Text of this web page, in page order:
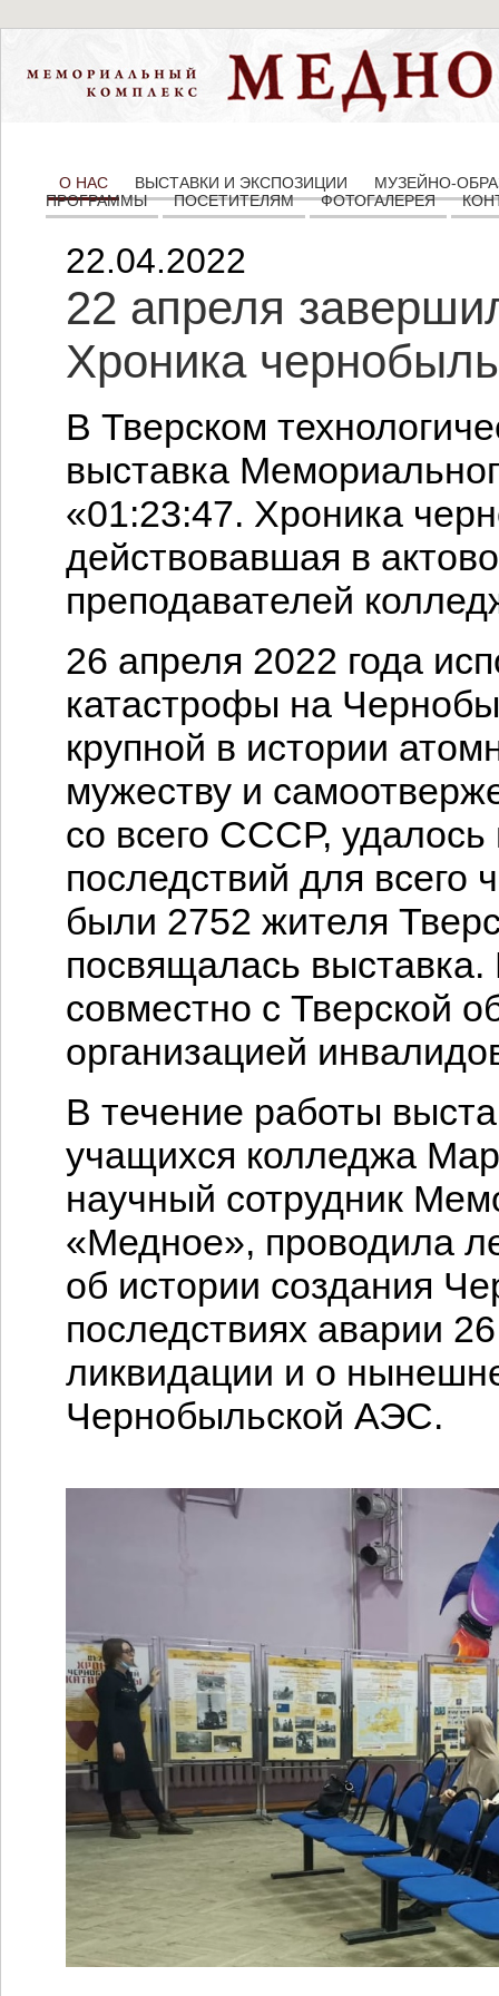
О НАС ВЫСТАВКИ И ЭКСПОЗИЦИИ
МУЗЕЙНО-
ПРОГРАММЫ
ПОСЕТИТЕЛЯМ ФОТОГАЛЕРЕЯ
22.04.2022
22 апреля
Хроника
В Тверском
выставка
«01:23:47. Хроника
действовавшая в
преподавателей
26 апреля 2022 года
катастрофы на
крупной в истории
мужеству и
со всего СССР,
последствий для всего
были 2752 жителя
посвящалась
совместно с Тверской
организацией
В течение работы
учащихся колледжа
научный сотрудник
«Медное», проводила
об истории создания
последствиях аварии
ликвидации и о
Чернобыльской АЭС.